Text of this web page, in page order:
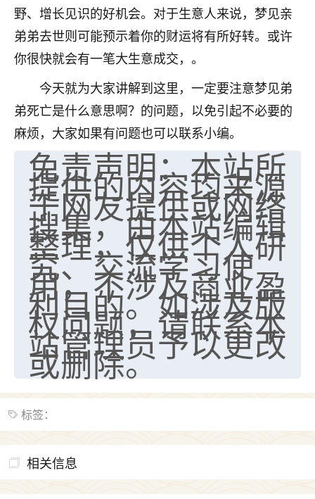
野、增长见识的好机会。对于生意人来说，梦见亲
弟弟去世则可能预示着你的财运将有所好转。或许
你很快就会有一笔大生意成交，。
今天就为大家讲解到这里，一定要注意梦见弟
弟死亡是什么意思啊？的问题，以免引起不必要的
麻烦，大家如果有问题也可以联系小编。
免责声明：本站所
提供的内容均来源
于网友提供或网络
搜集，由本站编辑
整理，仅供个人研
究、交流学习使
用，不涉及商业盈
利目的。如涉及版
权问题，请联系本
站管理员予以更改
或删除。
标签：
相关信息
优秀的张同学
老师收徒吗？？我对这些很感兴趣
2天前 来自山西